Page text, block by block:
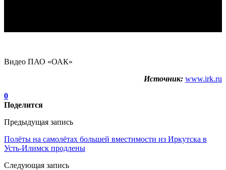
Видео ПАО «ОАК»
Источник: www.irk.ru
0
Поделится
Предыдущая запись
Полёты на самолётах большей вместимости из Иркутска в
Усть-Илимск продлены
Следующая запись